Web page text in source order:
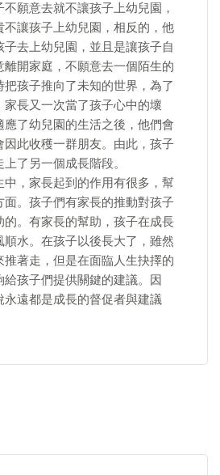
願意去就不讓孩子上幼兒園，
不讓孩子上幼兒園，相反的，他
去上幼兒園，並且是讓孩子自
開家庭，不願意去一個陌生的
孩子推向了未知的世界，為了
長又一次當了孩子心中的壞
應了幼兒園的生活之後，他們會
因此收穫一群朋友。由此，孩子
了另一個成長階段。
中，家長起到的作用有很多，幫
面。孩子們有家長的推動對孩子
的。有家長的幫助，孩子在成長
順水。在孩子以後長大了，雖然
著走，但是在面臨人生抉擇的
孩子們提供關鍵的建議。因
永遠都是成長的督促者與建議